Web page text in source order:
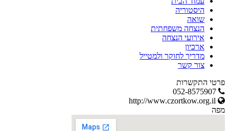
היסטוריה
שואה
הנצחה משפחתית
אירועי הנצחה
ארכיון
מדריך לחוקר ולמטייל
צור קשר
פרטי התקשרות
מפה